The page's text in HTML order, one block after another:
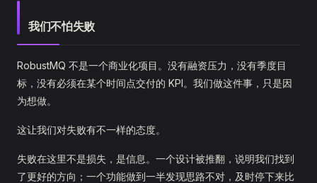
我们不怕失败
RobustMQ 不是一个商业化项目。没有融资压力，没有季度目
标，没有必须在某个时间点交付的 KPI。我们做这件事，只是因
为想做。
这让我们对失败有不一样的态度。
失败在这里不是损失，是信息。一个设计被推翻，说明我们找到
了更好的方向；一个功能做到一半发现思路不对，及时停下来比